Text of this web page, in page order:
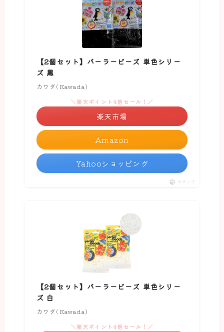
【2個セット】パーラービーズ 単色シリー
ズ 黒
カワダ(Kawada)
Amazon
＼楽天ポイント4倍セール！／
楽天市場
Yahooショッピング
ポチップ
【2個セット】パーラービーズ 単色シリー
ズ 白
カワダ(Kawada)
＼楽天ポイント4倍セール！／